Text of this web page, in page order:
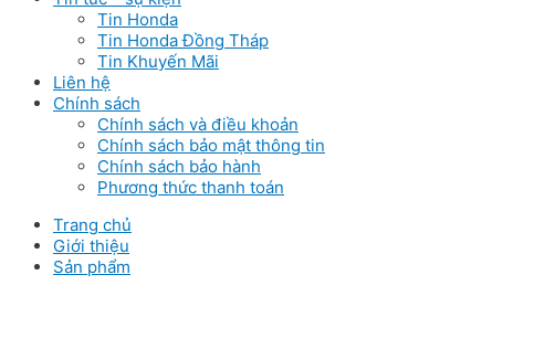
Tin Honda
Tin Honda Đồng Tháp
Tin Khuyến Mãi
Liên hệ
Chính sách
Chính sách và điều khoản
Chính sách bảo mật thông tin
Chính sách bảo hành
Phương thức thanh toán
Trang chủ
Giới thiệu
Sản phẩm